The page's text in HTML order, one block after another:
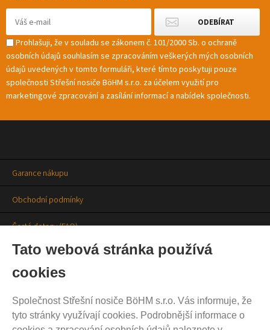
Tato webová stránka používá
cookies
Společnost Střešní nosiče BöHM s.r.o. Vás informuje, že
tyto stránky využívají cookies. Podrobnější informace o
Prohlašuji, že v souladu se zákonem č. 101/2000 Sb. o ochraně
osobních údajů souhlasím se zpracováním veškerých mých osobních
údajů uvedených v tomto formuláři, které tímto poskytuji pouze
společnosti Střešní nosiče BöHM s.r.o. za účelem využití pro
marketingové zpracování a zasílání informací a nabídek společnosti.
Garance nákupu
Obchodní podmínky
Časté dotazy (FAQ)
Prodejny
Aktuality
Kontakty